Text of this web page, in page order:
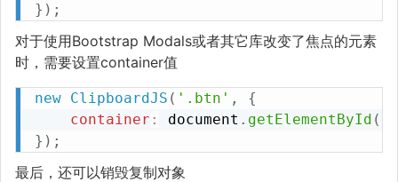
} ) ;
对于使用Bootstrap Modals或者其它库改变了焦点的元素
时，需要设置container值
new ClipboardJS ( '.btn' ,
{
container : document . getElementById (
} ) ;
最后，还可以销毁复制对象